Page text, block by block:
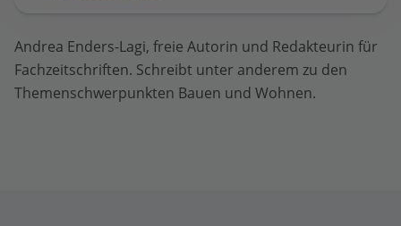
Andrea Enders-Lagi, freie Autorin und Redakteurin für
Fachzeitschriften. Schreibt unter anderem zu den
Themenschwerpunkten Bauen und Wohnen.